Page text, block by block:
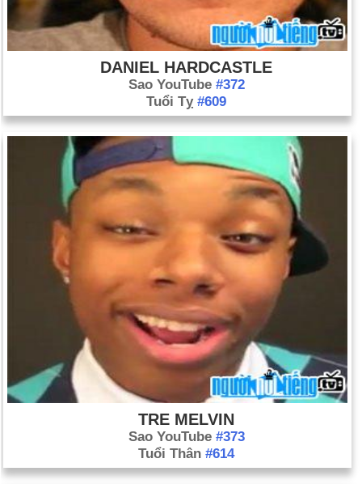
DANIEL HARDCASTLE
Sao YouTube #372
Tuổi Tỵ #609
TRE MELVIN
Sao YouTube #373
Tuổi Thân #614